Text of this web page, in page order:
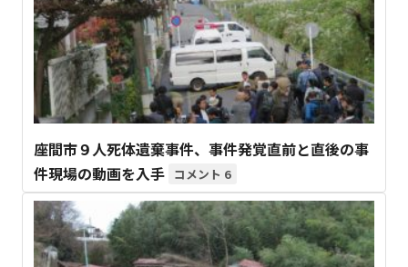
座間市９人死体遺棄事件、事件発覚直前と直後の事
件現場の動画を入手
6